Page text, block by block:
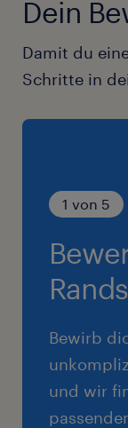
Dein
Damit du
Schritte in
1 von 5
Bewirb
und wir